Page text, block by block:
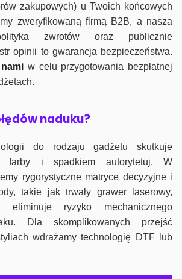
zakupowych) u Twoich końcowych
zweryfikowaną firmą B2B, a nasza
zwrotów oraz publicznie
opinii to gwarancja bezpieczeństwa.
w celu przygotowania bezpłatnej
naduku?
do rodzaju gadżetu skutkuje
farby i spadkiem autorytetuj. W
rygorystyczne matryce decyzyjne i
takie jak trwały grawer laserowy,
eliminuje ryzyko mechanicznego
Dla skomplikowanych przejść
wdrażamy technologię DTF lub